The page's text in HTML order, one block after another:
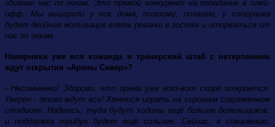
обогнал нас по очкам. Это прямой конкурент на попадание в плей-
офф. Мы выиграли у них дома, поэтому, полагаю, у соперника
будет двойная мотивация взять реванш в гостях и оторваться от
нас по очкам.
Наверняка уже вся команда и тренерский штаб с нетерпением
ждут открытия «Арены Север»?
- Несомненно! Здорово, что арена уже вот-вот скоро откроется.
Уверен - этого ждут все! Хочется играть на хорошем современном
стадионе. Надеюсь, туда будут ходить ещё больше болельщиков,
и поддержка трибун будет ещё сильнее. Сейчас, к сожалению,